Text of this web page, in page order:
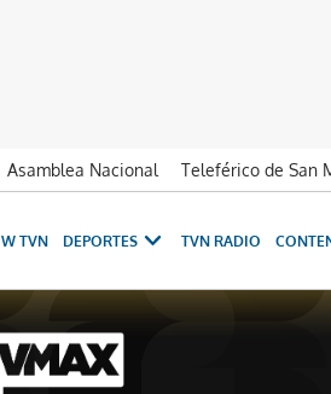
Asamblea Nacional Teleférico de San
TVN DEPORTES TVN RADIO